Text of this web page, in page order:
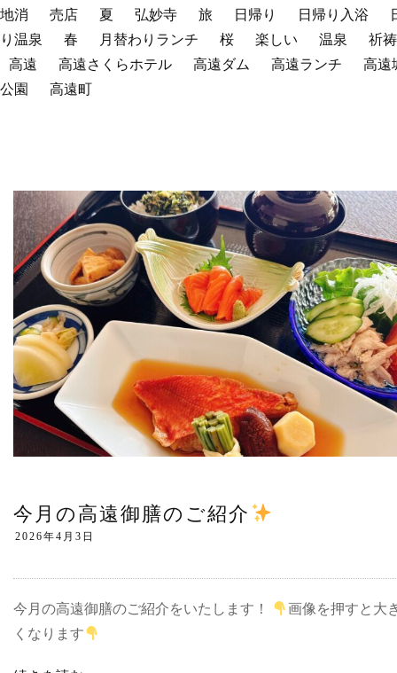
地消
売店 夏 弘妙寺 旅 日帰り 日帰り入浴
り温泉
春 月替わりランチ 桜 楽しい 温泉
祈祷
高遠
高遠さくらホテル 高遠ダム 高遠ランチ
高遠
公園
高遠町
今月の高遠御膳のご紹介
今月の高遠御膳のご紹介をいたします！
画像を押すと大
くなります